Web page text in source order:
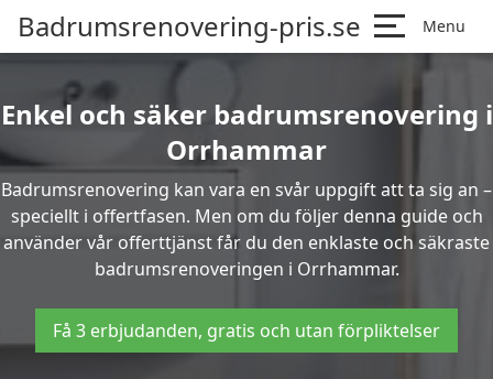
Badrumsrenovering-pris.se Menu
Enkel och säker badrumsrenovering i
Orrhammar
Badrumsrenovering kan vara en svår uppgift att ta sig an –
speciellt i offertfasen. Men om du följer denna guide och
använder vår offerttjänst får du den enklaste och säkraste
badrumsrenoveringen i Orrhammar.
Få 3 erbjudanden, gratis och utan förpliktelser